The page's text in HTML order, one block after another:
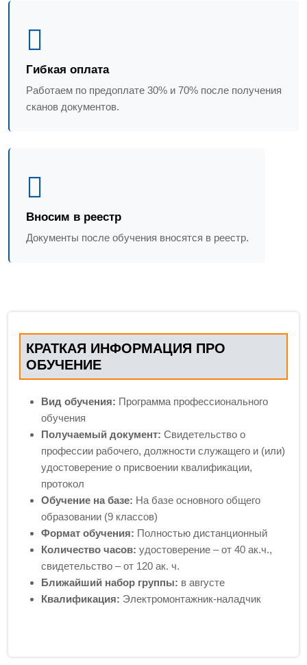
Гибкая оплата
Работаем по предоплате 30% и 70% после получения
сканов документов.
Вносим в реестр
Документы после обучения вносятся в реестр.
КРАТКАЯ ИНФОРМАЦИЯ ПРО
ОБУЧЕНИЕ
Вид обучения: Программа профессионального
обучения
Получаемый документ: Свидетельство о
профессии рабочего, должности служащего и (или)
удостоверение о присвоении квалификации,
протокол
Обучение на базе: На базе основного общего
образовании (9 классов)
Формат обучения: Полностью дистанционный
Количество часов: удостоверение – от 40 ак.ч.,
свидетельство – от 120 ак. ч.
Ближайший набор группы: в августе
Квалификация: Электромонтажник-наладчик